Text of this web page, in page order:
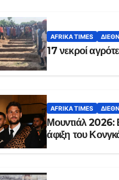
AFRIKA TIMES
17 νεκροί
AFRIKA TIMES
Μουντιάλ 2026:
άφιξη του